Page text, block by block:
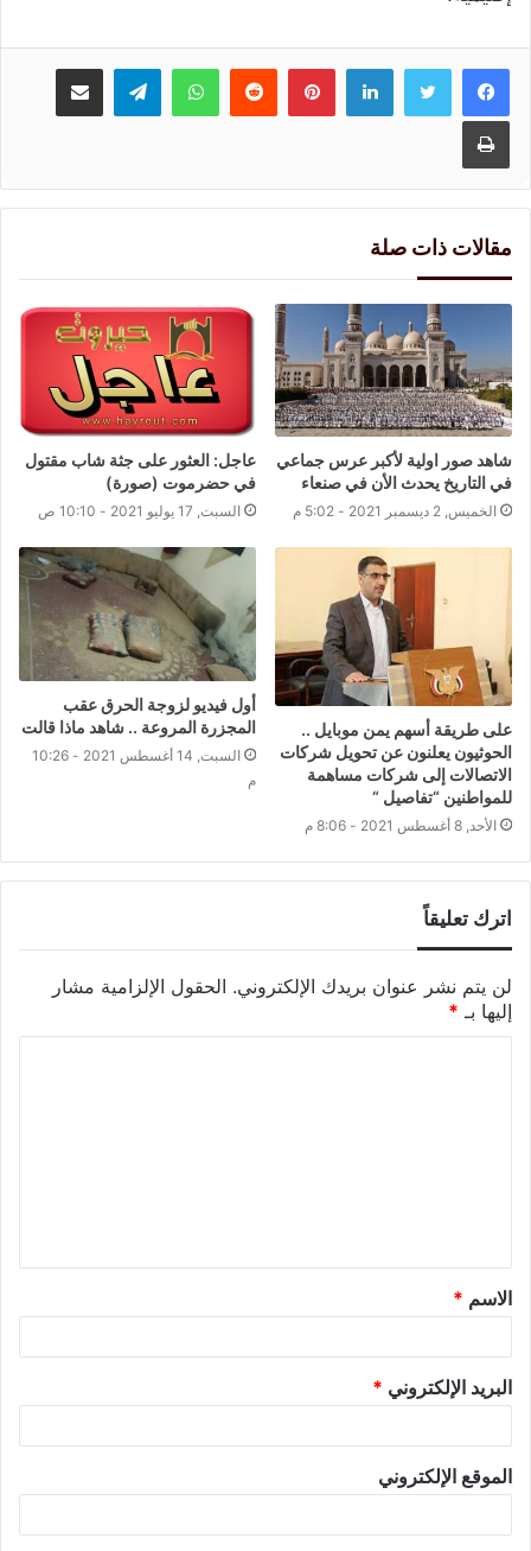
لينكدإنبينتيريست واتسابتيلقرام مشاركة عبر البريد
طباعة
مقالات ذات صلة
شاهد صور اولية لأكبر عرس جماعي
في التاريخ يحدث الأن في صنعاء
الخميس, 2 ديسمبر 2021 - 5:02 م
عاجل: العثور على جثة شاب مقتول
في حضرموت (صورة)
السبت, 17 يوليو 2021 - 10:10 ص
على طريقة أسهم يمن موبايل ..
الحوثيون يعلنون عن تحويل شركات
الاتصالات إلى شركات مساهمة
للمواطنين “تفاصيل “
الأحد, 8 أغسطس 2021 - 8:06 م
أول فيديو لزوجة الحرق عقب
المجزرة المروعة .. شاهد ماذا قالت
السبت, 14 أغسطس 2021 - 10:26
م
اترك تعليقاً
لن يتم نشر عنوان بريدك الإلكتروني. الحقول الإلزامية مشار
إليها بـ *
الاسم *
البريد الإلكتروني *
الموقع الإلكتروني